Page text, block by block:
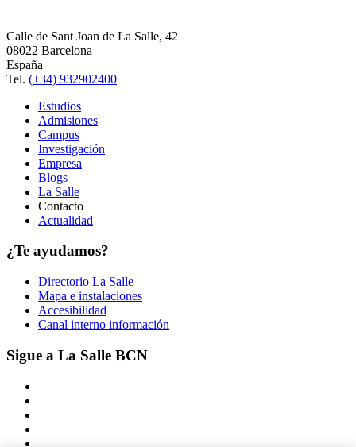
Calle de Sant Joan de La Salle, 42
08022 Barcelona
España
Tel. (+34) 932902400
Estudios
Admisiones
Campus
Investigación
Empresa
Blogs
La Salle
Contacto
Actualidad
¿Te ayudamos?
Directorio La Salle
Mapa e instalaciones
Accesibilidad
Canal interno información
Sigue a La Salle BCN